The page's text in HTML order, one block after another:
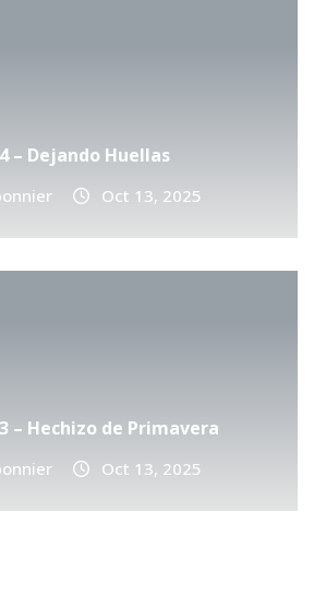
– Dejando Huellas
Oct 13, 2025
– Hechizo de Primavera
Oct 13, 2025